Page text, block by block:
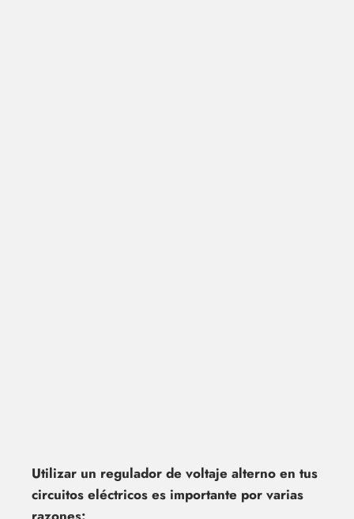
Utilizar un regulador de voltaje alterno en tus
circuitos eléctricos es importante por varias